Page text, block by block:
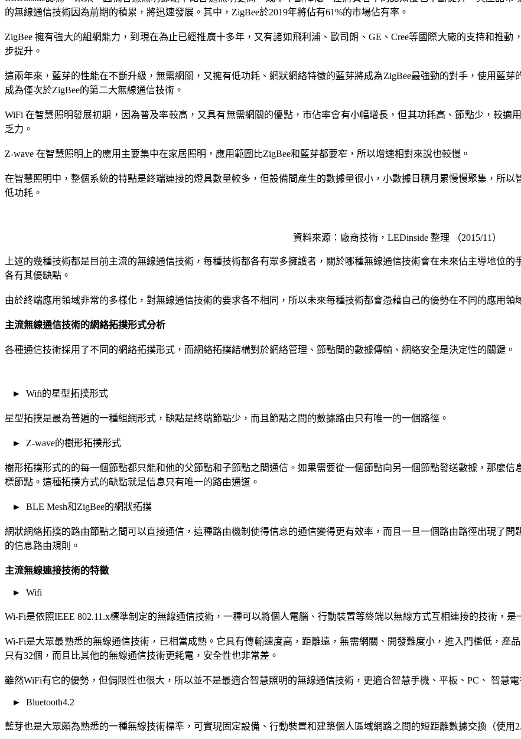
的無線通信技術因為前期的積累，將迅速發展。其中，ZigBee於2019年將佔有61%的市場佔有率。
ZigBee 擁有強大的組網能力，到現在為止已經推廣十多年，又有諸如飛利浦、歐司朗、GE、Cree等國際大廠的支持和推
步提升。
這兩年來，藍芽的性能在不斷升級，無需網關，又擁有低功耗、網狀網絡特徵的藍芽將成為ZigBee最強勁的對手，使用藍
成為僅次於ZigBee的第二大無線通信技術。
WiFi 在智慧照明發展初期，因為普及率較高，又具有無需網關的優點，市佔率會有小幅增長，但其功耗高、節點少，較
乏力。
Z-wave 在智慧照明上的應用主要集中在家居照明，應用範圍比ZigBee和藍芽都要窄，所以增速相對來說也較慢。
在智慧照明中，整個系統的特點是終端連接的燈具數量較多，但設備間產生的數據量很小，小數據日積月累慢慢聚集，所
低功耗。
資料來源：廠商技術，LEDinside 整理 （2015/11）
上述的幾種技術都是目前主流的無線通信技術，每種技術都各有眾多擁護者，關於哪種無線通信技術會在未來佔主導地位
各有其優缺點。
由於終端應用領域非常的多樣化，對無線通信技術的要求各不相同，所以未來每種技術都會憑藉自己的優勢在不同的應用領
主流無線通信技術的網絡拓撲形式分析
各種通信技術採用了不同的網絡拓撲形式，而網絡拓撲結構對於網絡管理、節點間的數據傳輸、網絡安全是決定性的關鍵。
► Wifi的星型拓撲形式
星型拓撲是最為普遍的一種組網形式，缺點是終端節點少，而且節點之間的數據路由只有唯一的一個路徑。
► Z-wave的樹形拓撲形式
樹形拓撲形式的的每一個節點都只能和他的父節點和子節點之間通信。如果需要從一個節點向另一個節點發送數據，那麼
標節點。這種拓撲方式的缺點就是信息只有唯一的路由通道。
► BLE Mesh和ZigBee的網狀拓撲
網狀網絡拓撲的路由節點之間可以直接通信，這種路由機制使得信息的通信變得更有效率，而且一旦一個路由路徑出現了
的信息路由規則。
主流無線連接技術的特徵
► Wifi
Wi-Fi是依照IEEE 802.11.x標準制定的無線通信技術，一種可以將個人電腦、行動裝置等終端以無線方式互相連接的技術，是
Wi-Fi是大眾最熟悉的無線通信技術，已相當成熟。它具有傳輸速度高，距離遠，無需網關、開發難度小，進入門檻低，產
只有32個，而且比其他的無線通信技術更耗電，安全性也非常差。
雖然WiFi有它的優勢，但侷限性也很大，所以並不是最適合智慧照明的無線通信技術，更適合智慧手機、平板、PC、 智慧
► Bluetooth4.2
藍芽也是大眾頗為熟悉的一種無線技術標準，可實現固定設備、行動裝置和建築個人區域網路之間的短距離數據交換（使用